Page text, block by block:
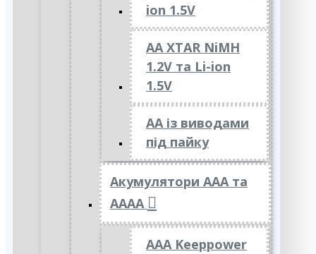
ion 1.5V
AA XTAR NiMH
1.2V та Li-ion
1.5V
АА із виводами
під пайку
Акумулятори ААА та
АААА
AAA Keeppower